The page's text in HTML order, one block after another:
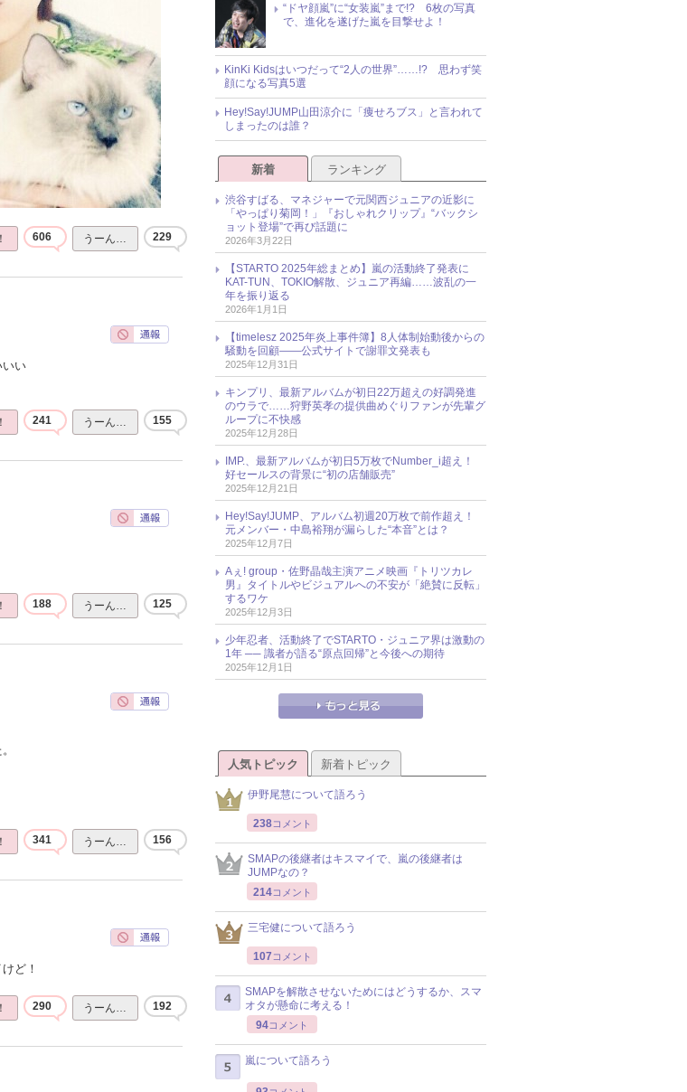
606 うーん… 229
いい
241 うーん… 155
188 うーん… 125
341 うーん… 156
ど！
290 うーん… 192
“ドヤ顔嵐”に“女装嵐”まで!? 6枚の写真
で、進化を遂げた嵐を目撃せよ！
KinKi Kidsはいつだって“2人の世界”……!? 思わず笑
顔になる写真5選
Hey!Say!JUMP山田涼介に「痩せろブス」と言われて
しまったのは誰？
新着 ランキング
渋谷すばる、マネジャーで元関西ジュニアの近影に
「やっぱり菊岡！」『おしゃれクリップ』“バックシ
ョット登場”で再び話題に
2026年3月22日
【STARTO 2025年総まとめ】嵐の活動終了発表に
KAT-TUN、TOKIO解散、ジュニア再編……波乱の一
年を振り返る
2026年1月1日
【timelesz 2025年炎上事件簿】8人体制始動後からの
騒動を回顧――公式サイトで謝罪文発表も
2025年12月31日
キンプリ、最新アルバムが初日22万超えの好調発進
のウラで……狩野英孝の提供曲めぐりファンが先輩グ
ループに不快感
2025年12月28日
IMP.、最新アルバムが初日5万枚でNumber_i超え！
好セールスの背景に“初の店舗販売”
2025年12月21日
Hey!Say!JUMP、アルバム初週20万枚で前作超え！
元メンバー・中島裕翔が漏らした“本音”とは？
2025年12月7日
Aぇ! group・佐野晶哉主演アニメ映画『トリツカレ
男』タイトルやビジュアルへの不安が「絶賛に反転」
するワケ
2025年12月3日
少年忍者、活動終了でSTARTO・ジュニア界は激動の
1年 ── 識者が語る“原点回帰”と今後への期待
2025年12月1日
人気トピック 新着トピック
伊野尾慧について語ろう
238コメント
SMAPの後継者はキスマイで、嵐の後継者は
JUMPなの？
214コメント
三宅健について語ろう
107 コメント
SMAPを解散させないためにはどうするか、スマ
オタが懸命に考える！
94コメント
嵐について語ろう